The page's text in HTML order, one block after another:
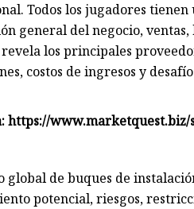
Todos los jugadores
general del negocio,
los principales
costos de ingresos y
https://
de buques de
potencial, riesgos,